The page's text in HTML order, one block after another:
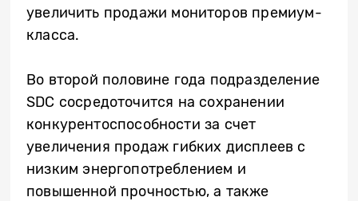
увеличить продажи мониторов премиум-
класса.
Во второй половине года подразделение
SDC сосредоточится на сохранении
конкурентоспособности за счет
увеличения продаж гибких дисплеев с
низким энергопотреблением и
повышенной прочностью, а также